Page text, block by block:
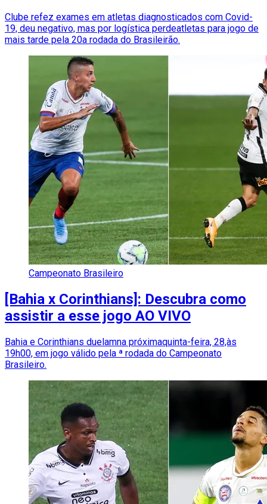
Clube refez exames em atletas diagnosticados com Covid-
19, deu negativo, mas por logística perdeatletas para jogo de
mais tarde pela 20a rodada do Brasileirão.
Campeonato Brasileiro
[Bahia x Corinthians]: Descubra como
assistir a esse jogo AO VIVO
Bahia e Corinthians duelamna próximaquinta-feira, 28,às
19h00, em jogo válido pela ª rodada do Campeonato
Brasileiro.